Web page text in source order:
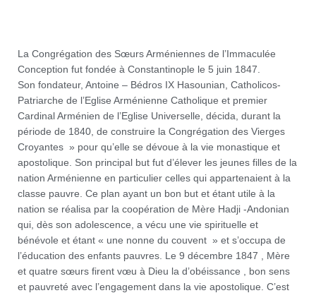
La Congrégation des Sœurs Arméniennes de l’Immaculée
Conception fut fondée à Constantinople le 5 juin 1847.
Son fondateur, Antoine – Bédros IX Hasounian, Catholicos-
Patriarche de l’Eglise Arménienne Catholique et premier
Cardinal Arménien de l’Eglise Universelle, décida, durant la
période de 1840, de construire la Congrégation des Vierges
Croyantes » pour qu’elle se dévoue à la vie monastique et
apostolique. Son principal but fut d’élever les jeunes filles de la
nation Arménienne en particulier celles qui appartenaient à la
classe pauvre. Ce plan ayant un bon but et étant utile à la
nation se réalisa par la coopération de Mère Hadji -Andonian
qui, dès son adolescence, a vécu une vie spirituelle et
bénévole et étant « une nonne du couvent » et s’occupa de
l’éducation des enfants pauvres. Le 9 décembre 1847 , Mère
et quatre sœurs firent vœu à Dieu la d’obéissance , bon sens
et pauvreté avec l’engagement dans la vie apostolique. C’est